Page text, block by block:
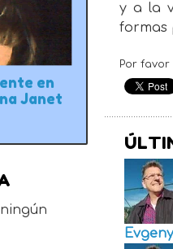
y a la
formas
Por
en
Janet